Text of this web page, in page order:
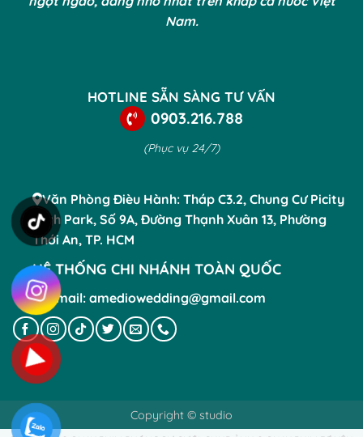
Nam.
HOTLINE SẴN SÀNG TƯ VẤN
0903.216.788
(Phục vụ 24/7)
Văn Phòng Đièu Hành: Tháp C3.2, Chung Cư Picity
High Park, Số 9A, Đường Thạnh Xuân 13, Phường
Thới An, TP. HCM
HỆ THỐNG CHI NHÁNH TOÀN QUỐC
Email: amediowedding@gmail.com
Copyright © studio